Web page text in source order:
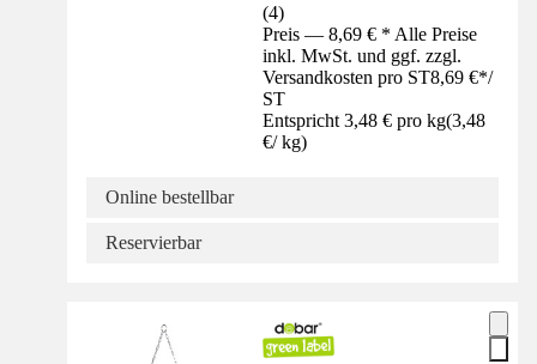
(4)
Preis — 8,69 € * Alle Preise
inkl. MwSt. und ggf. zzgl.
Versandkosten pro ST8,69 €*/
ST
Entspricht 3,48 € pro kg(3,48
€/ kg)
Online bestellbar
Reservierbar